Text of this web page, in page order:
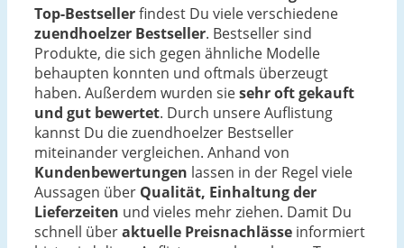
Top-Bestsellerfindest Du viele verschiedene
zuendhoelzer Bestseller. Bestseller sind
Produkte, die sich gegen ähnliche Modelle
behaupten konnten und oftmals überzeugt
haben. Außerdem wurden siesehr oft gekauft
und gut bewertet. Durch unsere Auflistung
kannst Du die zuendhoelzer Bestseller
miteinander vergleichen. Anhand von
Kundenbewertungen lassen in der Regel viele
Aussagen über Qualität, Einhaltung der
Lieferzeiten und vieles mehr ziehen. Damit Du
schnell überaktuelle Preisnachlässe informiert